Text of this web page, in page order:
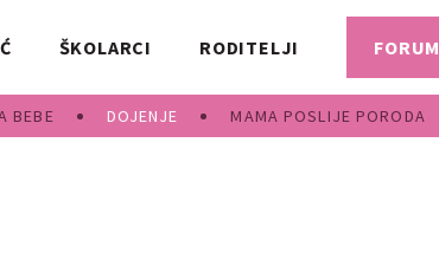
BEBE DOJENJE MAMA POSLIJE PORODA
ŠKOLARCI RODITELJI FORUM